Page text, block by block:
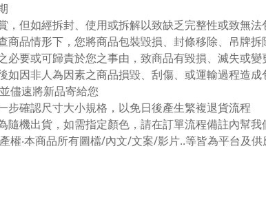
，但如經拆封、使用或拆解以致缺乏完整性或致無
商品情形下，您將商品包裝毀損、封條移除、吊牌
必要或可歸責於您之事由，致商品有毀損、滅失或變
如因非人為因素之商品損毀、刮傷、或運輸過程造
儘速將新品寄給您
步確認尺寸大小規格，以免日後產生繁複退貨流程
隨機出貨，如需指定顏色，請在訂單流程備註內幫
產權‧本商品所有圖檔/內文/文案/影片..等皆為平台及